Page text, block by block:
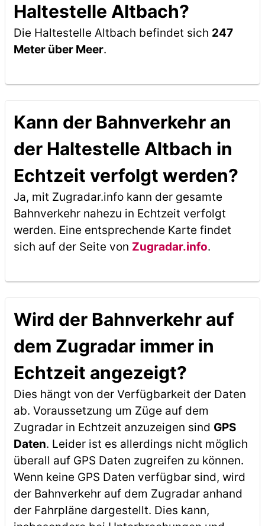
Haltestelle Altbach?
Die Haltestelle Altbach befindet sich 247
Meter über Meer.
Kann der Bahnverkehr an
der Haltestelle Altbach in
Echtzeit verfolgt werden?
Ja, mit Zugradar.info kann der gesamte
Bahnverkehr nahezu in Echtzeit verfolgt
werden. Eine entsprechende Karte findet
sich auf der Seite von Zugradar.info.
Wird der Bahnverkehr auf
dem Zugradar immer in
Echtzeit angezeigt?
Dies hängt von der Verfügbarkeit der Daten
ab. Voraussetzung um Züge auf dem
Zugradar in Echtzeit anzuzeigen sind GPS
Daten. Leider ist es allerdings nicht möglich
überall auf GPS Daten zugreifen zu können.
Wenn keine GPS Daten verfügbar sind, wird
der Bahnverkehr auf dem Zugradar anhand
der Fahrpläne dargestellt. Dies kann,